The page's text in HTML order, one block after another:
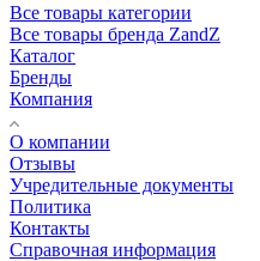
Все товары категории
Все товары бренда ZandZ
Каталог
Бренды
Компания
О компании
Отзывы
Учредительные документы
Политика
Контакты
Справочная информация